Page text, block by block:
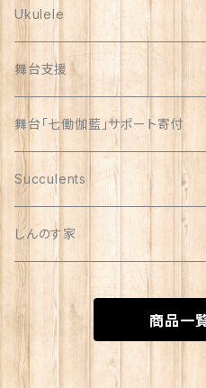
Ukulele
舞台支援
舞台「七働伽藍」サポート寄付
Succulents
リメイク缶
自家製苗
苗
しんのす家
special
商品一